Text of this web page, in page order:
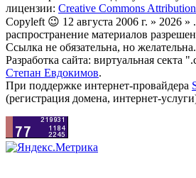
лицензии: Creative Commons
Copyleft 😉 12 августа 2006 г. » 2026
распространение материалов
Ссылка не обязательна, но желательна.
Разработка сайта: виртуальная секта
Степан Евдокимов.
При поддержке интернет-провайдера
(регистрация домена, интернет-